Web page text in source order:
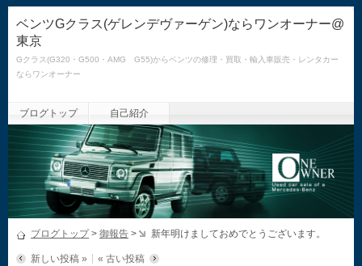
ベンツGクラス(ゲレンデヴァーゲン)ならワンオーナー@
東京
Gクラス(G320・G500・AMG G55)からベンツの修理・買取・輸入車販売・レンタカー
ならワンオーナー
ブログトップ 自己紹介
ブログトップ> 御報告 > 新年明けましておめでとうございます。
新しい投稿 » « 古い投稿